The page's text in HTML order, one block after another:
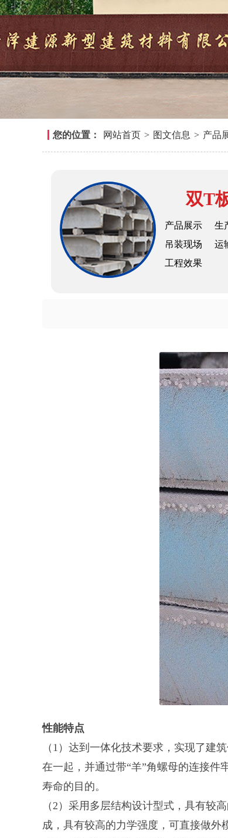
您的位置： 网站首页 > 图文信息 > 产品
双T
产品展示
生
吊装现场
运
工程效果
性能特点
（1）达到一体化技术要求，实现了建
在一起，并通过带“羊”角螺母的连接件
寿命的目的。
（2）采用多层结构设计型式，具有较
成，具有较高的力学强度，可直接做外